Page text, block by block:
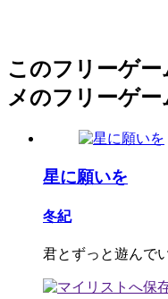
このフリーゲ
メのフリーゲー
星に願いを
冬紀
君とずっと遊んで